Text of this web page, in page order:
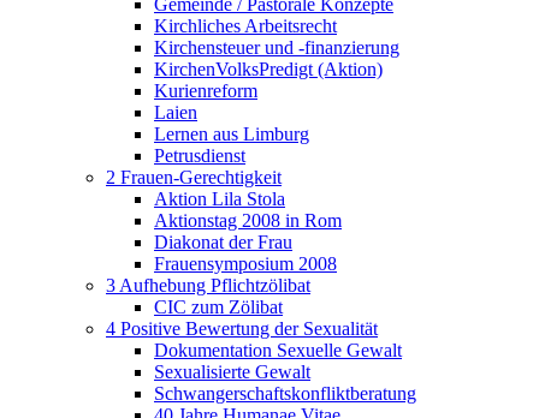
Gemeinde / Pastorale Konzepte
Kirchliches Arbeitsrecht
Kirchensteuer und -finanzierung
KirchenVolksPredigt (Aktion)
Kurienreform
Laien
Lernen aus Limburg
Petrusdienst
2 Frauen-Gerechtigkeit
Aktion Lila Stola
Aktionstag 2008 in Rom
Diakonat der Frau
Frauensymposium 2008
3 Aufhebung Pflichtzölibat
CIC zum Zölibat
4 Positive Bewertung der Sexualität
Dokumentation Sexuelle Gewalt
Sexualisierte Gewalt
Schwangerschaftskonfliktberatung